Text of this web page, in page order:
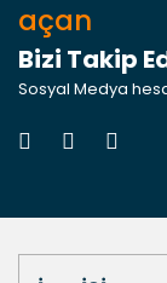
açan
Bizi Takip
Sosyal Medya